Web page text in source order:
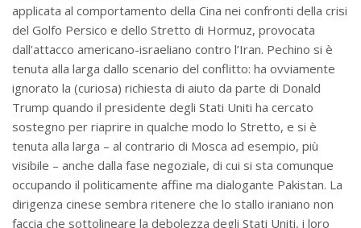
applicata al comportamento della Cina nei confronti della crisi
del Golfo Persico e dello Stretto di Hormuz, provocata
dall’attacco americano-israeliano contro l’Iran. Pechino si è
tenuta alla larga dallo scenario del conflitto: ha ovviamente
ignorato la (curiosa) richiesta di aiuto da parte di Donald
Trump quando il presidente degli Stati Uniti ha cercato
sostegno per riaprire in qualche modo lo Stretto, e si è
tenuta alla larga – al contrario di Mosca ad esempio, più
visibile – anche dalla fase negoziale, di cui si sta comunque
occupando il politicamente affine ma dialogante Pakistan. La
dirigenza cinese sembra ritenere che lo stallo iraniano non
faccia che sottolineare la debolezza degli Stati Uniti, i loro